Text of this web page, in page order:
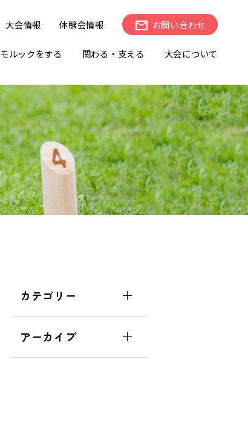
大会情報 体験会情報 お問い合わせ
モルックをする 関わる・支える 大会について
カテゴリー
アーカイブ